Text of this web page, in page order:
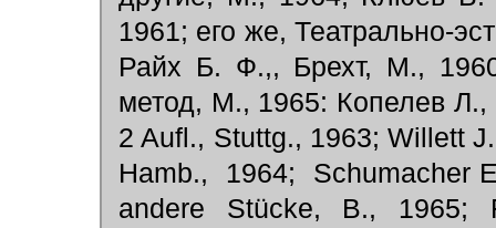
1961; его же, Театрально-
Райх Б. Ф.,, Брехт, М.,
метод, М., 1965: Копелев
2 Aufl., Stuttg., 1963; Willett
Hamb., 1964; Schumacher
andere Stücke, B., 1965;